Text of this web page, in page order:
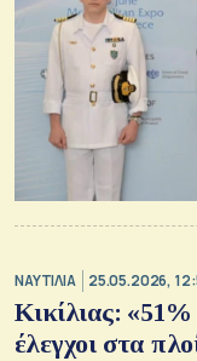
ΝΑΥΤΙΛΙΑ 25.05.2026,
Κικίλιας: «51%
έλεγχοι στα